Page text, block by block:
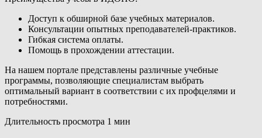
Доступ к обширной базе учебных материалов.
Консультации опытных преподавателей-практиков.
Гибкая система оплаты.
Помощь в прохождении аттестации.
На нашем портале представлены различные учебные
программы, позволяющие специалистам выбрать
оптимальный вариант в соответствии с их профцелями и
потребностями.
Длительность просмотра 1 мин